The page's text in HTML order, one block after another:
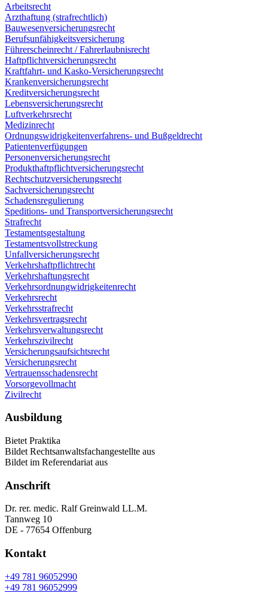
Arbeitsrecht
Arzthaftung (strafrechtlich)
Bauwesenversicherungsrecht
Berufsunfähigkeitsversicherung
Führerscheinrecht / Fahrerlaubnisrecht
Haftpflichtversicherungsrecht
Kraftfahrt- und Kasko-Versicherungsrecht
Krankenversicherungsrecht
Kreditversicherungsrecht
Lebensversicherungsrecht
Luftverkehrsrecht
Medizinrecht
Ordnungswidrigkeitenverfahrens- und Bußgeldrecht
Patientenverfügungen
Personenversicherungsrecht
Produkthaftpflichtversicherungsrecht
Rechtschutzversicherungsrecht
Sachversicherungsrecht
Schadensregulierung
Speditions- und Transportversicherungsrecht
Strafrecht
Testamentsgestaltung
Testamentsvollstreckung
Unfallversicherungsrecht
Verkehrshaftpflichtrecht
Verkehrshaftungsrecht
Verkehrsordnungwidrigkeitenrecht
Verkehrsrecht
Verkehrsstrafrecht
Verkehrsvertragsrecht
Verkehrsverwaltungsrecht
Verkehrszivilrecht
Versicherungsaufsichtsrecht
Versicherungsrecht
Vertrauensschadensrecht
Vorsorgevollmacht
Zivilrecht
Ausbildung
Bietet Praktika
Bildet Rechtsanwaltsfachangestellte aus
Bildet im Referendariat aus
Anschrift
Dr. rer. medic. Ralf Greinwald LL.M.
Tannweg 10
DE - 77654 Offenburg
Kontakt
+49 781 96052990
+49 781 96052999